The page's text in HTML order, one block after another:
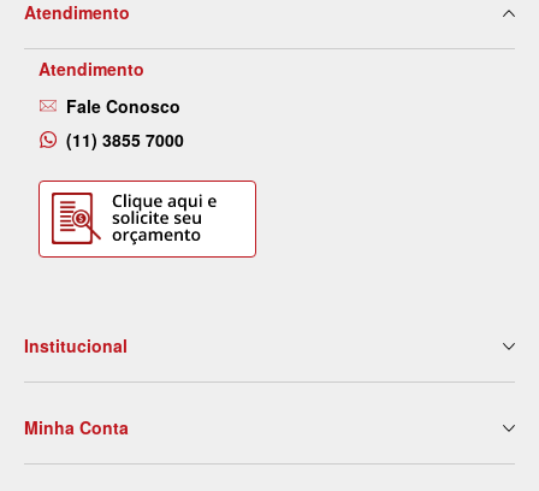
Atendimento
Atendimento
Fale Conosco
(11) 3855 7000
Institucional
Nossas Lojas
Serviços
Minha Conta